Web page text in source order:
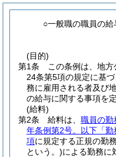
○一般職の職員の給
(目的)
第1条
この条例は、地
24条第5項の規定に基
務に雇用される者及び
の給与に関する事項を
(給料)
第2条
給料は、 職員の勤
年条例第2号。以下「
項に規定する正規の勤
という。)による勤務に